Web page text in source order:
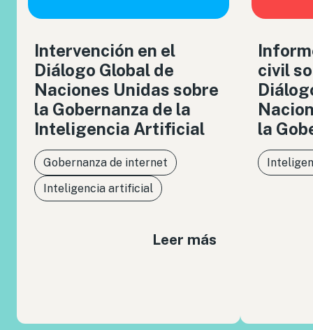
Intervención en el
Diálogo Global de
Naciones Unidas sobre
la Gobernanza de la
Inteligencia Artificial
Gobernanza de internet
Inteligencia artificial
Leer más
civil
la